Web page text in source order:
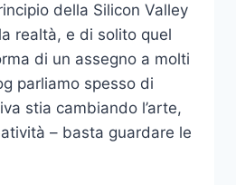
della Silicon Valley
realtà, e di solito quel
di un assegno a molti
parliamo spesso di
stia cambiando l’arte,
– basta guardare le